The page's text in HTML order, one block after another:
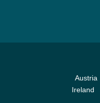
Austria
Ireland